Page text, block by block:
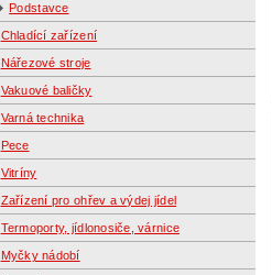
Podstavce
Chladící zařízení
Nářezové stroje
Vakuové baličky
Varná technika
Pece
Vitríny
Zařízení pro ohřev a výdej jídel
Termoporty, jídlonosiče, várnice
Myčky nádobí